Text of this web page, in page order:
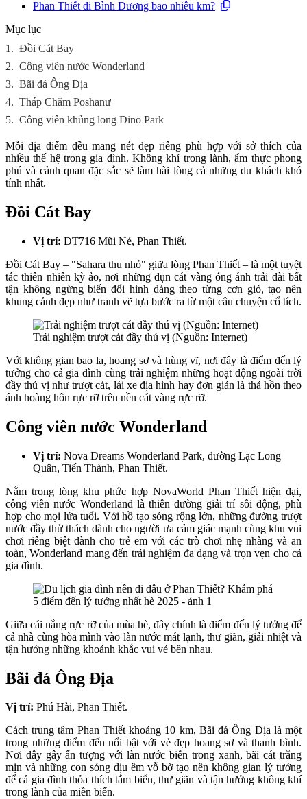
Phan Thiết đi Bình Dương bao nhiêu km?
Mục lục
1. Đồi Cát Bay
2. Công viên nước Wonderland
3. Bãi đá Ông Địa
4. Tháp Chăm Poshanư
5. Công viên khủng long Dino Park
Mỗi địa điểm đều mang nét đẹp riêng phù hợp với sở thích của
nhiều thế hệ trong gia đình. Không khí trong lành, ẩm thực phong
phú và cảnh quan đặc sắc sẽ làm hài lòng cả những du khách khó
tính nhất.
Đồi Cát Bay
Vị trí: ĐT716 Mũi Né, Phan Thiết.
Đồi Cát Bay – "Sahara thu nhỏ" giữa lòng Phan Thiết – là một tuyệt
tác thiên nhiên kỳ ảo, nơi những đụn cát vàng óng ánh trải dài bất
tận không ngừng biến đổi hình dáng theo từng cơn gió, tạo nên
khung cảnh đẹp như tranh vẽ tựa bước ra từ một câu chuyện cổ tích.
Trải nghiệm trượt cát đầy thú vị (Nguồn: Internet)
Với không gian bao la, hoang sơ và hùng vĩ, nơi đây là điểm đến lý
tưởng cho cả gia đình cùng trải nghiệm những hoạt động ngoài trời
đầy thú vị như trượt cát, lái xe địa hình hay đơn giản là thả hồn theo
ánh hoàng hôn rực rỡ trên nền cát vàng rực rỡ.
Công viên nước Wonderland
Vị trí: Nova Dreams Wonderland Park, đường Lạc Long
Quân, Tiến Thành, Phan Thiết.
Nằm trong lòng khu phức hợp NovaWorld Phan Thiết hiện đại,
công viên nước Wonderland là thiên đường giải trí sôi động, phù
hợp cho mọi lứa tuổi. Với hồ tạo sóng rộng lớn, những đường trượt
nước đầy thử thách dành cho người ưa cảm giác mạnh cùng khu vui
chơi riêng biệt dành cho trẻ em với các trò chơi nhẹ nhàng và an
toàn, Wonderland mang đến trải nghiệm đa dạng và trọn vẹn cho cả
gia đình.
Giữa cái nắng rực rỡ của mùa hè, đây chính là điểm đến lý tưởng để
cả nhà cùng hòa mình vào làn nước mát lạnh, thư giãn, giải nhiệt và
tận hưởng những khoảnh khắc vui vẻ bên nhau.
Bãi đá Ông Địa
Vị trí: Phú Hài, Phan Thiết.
Cách trung tâm Phan Thiết khoảng 10 km, Bãi đá Ông Địa là một
trong những điểm đến nổi bật với vẻ đẹp hoang sơ và thanh bình.
Nơi đây gây ấn tượng với làn nước biển trong xanh, bãi cát trắng
mịn và những con sóng dịu êm vỗ bờ tạo nên không gian lý tưởng
để cả gia đình thỏa thích tắm biển, thư giãn và tận hưởng không khí
trong lành của miền biển.